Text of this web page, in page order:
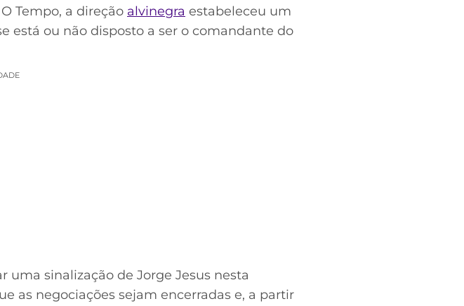
Tempo, a direção alvinegra estabeleceu um
está ou não disposto a ser o comandante do
uma sinalização de Jorge Jesus nesta
as negociações sejam encerradas e, a partir